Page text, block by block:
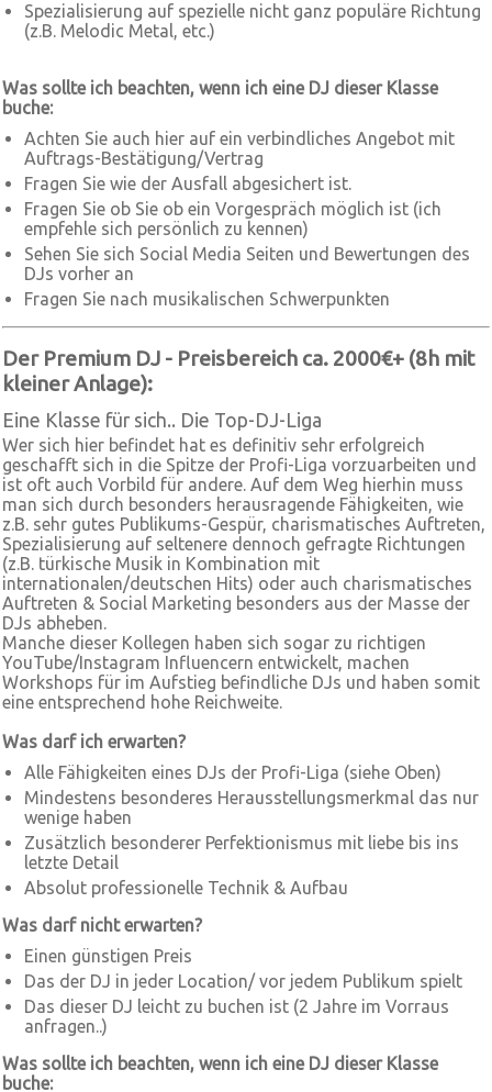
Spezialisierung auf spezielle nicht ganz populäre Richtung
(z.B. Melodic Metal, etc.)
Was sollte ich beachten, wenn ich eine DJ dieser Klasse
buche:
Achten Sie auch hier auf ein verbindliches Angebot mit
Auftrags-Bestätigung/Vertrag
Fragen Sie wie der Ausfall abgesichert ist.
Fragen Sie ob Sie ob ein Vorgespräch möglich ist (ich
empfehle sich persönlich zu kennen)
Sehen Sie sich Social Media Seiten und Bewertungen des
DJs vorher an
Fragen Sie nach musikalischen Schwerpunkten
Der Premium DJ - Preisbereich ca. 2000€+ (8h mit
kleiner Anlage):
Eine Klasse für sich.. Die Top-DJ-Liga
Wer sich hier befindet hat es definitiv sehr erfolgreich
geschafft sich in die Spitze der Profi-Liga vorzuarbeiten und
ist oft auch Vorbild für andere. Auf dem Weg hierhin muss
man sich durch besonders herausragende Fähigkeiten, wie
z.B. sehr gutes Publikums-Gespür, charismatisches Auftreten,
Spezialisierung auf seltenere dennoch gefragte Richtungen
(z.B. türkische Musik in Kombination mit
internationalen/deutschen Hits) oder auch charismatisches
Auftreten & Social Marketing besonders aus der Masse der
DJs abheben.
Manche dieser Kollegen haben sich sogar zu richtigen
YouTube/Instagram Influencern entwickelt, machen
Workshops für im Aufstieg befindliche DJs und haben somit
eine entsprechend hohe Reichweite.
Was darf ich erwarten?
Alle Fähigkeiten eines DJs der Profi-Liga (siehe Oben)
Mindestens besonderes Herausstellungsmerkmal das nur
wenige haben
Zusätzlich besonderer Perfektionismus mit liebe bis ins
letzte Detail
Absolut professionelle Technik & Aufbau
Was darf nicht erwarten?
Einen günstigen Preis
Das der DJ in jeder Location/ vor jedem Publikum spielt
Das dieser DJ leicht zu buchen ist (2 Jahre im Vorraus
anfragen..)
Was sollte ich beachten, wenn ich eine DJ dieser Klasse
buche: